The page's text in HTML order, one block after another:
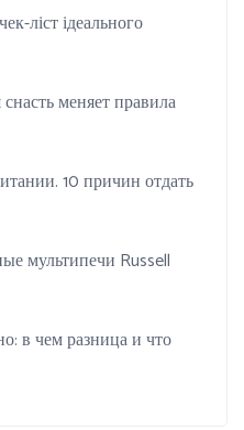
ліст ідеального
меняет правила
10 причин отдать
мультипечи Russell
в чем разница и что